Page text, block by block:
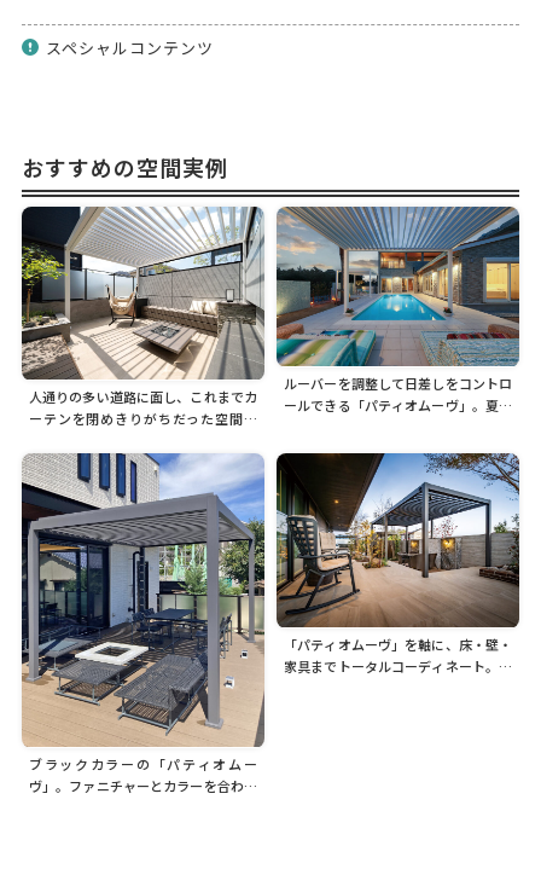
スペシャルコンテンツ
おすすめの空間実例
人通りの多い道路に面し、これまでカ
ーテンを閉めきりがちだった空間を
よう、季節や気温に合わせてルーフが
開閉可能な「パティオムーヴ」を設
置。今では、みんなで楽しめるお庭に
ルーバーを調整して日差しをコントロ
ールできる「パティオムーヴ」。夏の
ブラックカラーの「パティオムー
ヴ」。ファニチャーとカラーを合わせ
「パティオムーヴ」を軸に、床・壁・
家具までトータルコーディネート。ワ